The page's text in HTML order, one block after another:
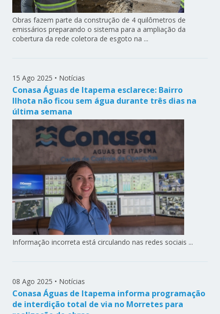
Obras fazem parte da construção de 4 quilômetros de
emissários preparando o sistema para a ampliação da
cobertura da rede coletora de esgoto na ...
15 Ago 2025 • Notícias
Conasa Águas de Itapema esclarece: Bairro
Ilhota não ficou sem água durante três dias na
última semana
Informação incorreta está circulando nas redes sociais ...
08 Ago 2025 • Notícias
Conasa Águas de Itapema informa programação
de interdição total de via no Morretes para